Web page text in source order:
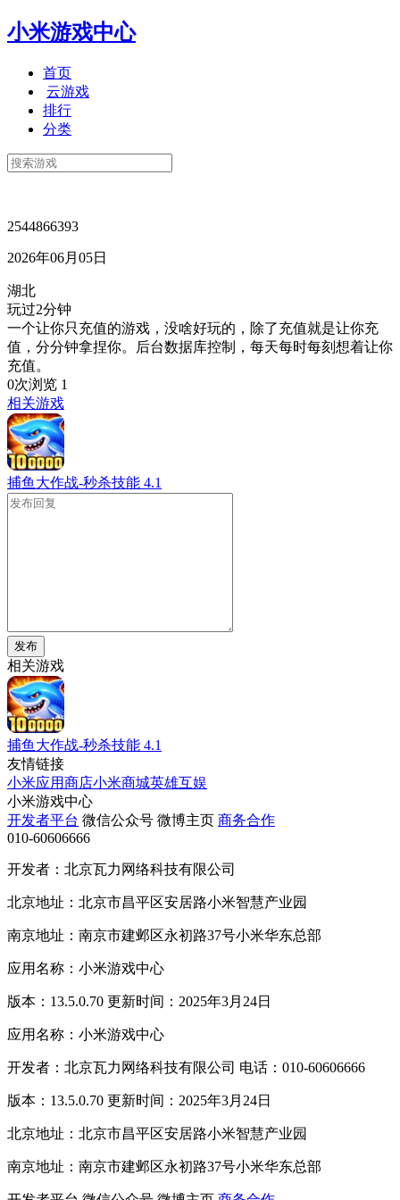
小米游戏中心
首页
云游戏
排行
分类
2544866393
2026年06月05日
湖北
玩过2分钟
一个让你只充值的游戏，没啥好玩的，除了充值就是让你充
值，分分钟拿捏你。后台数据库控制，每天每时每刻想着让你
充值。
0次浏览 1
相关游戏
捕鱼大作战-秒杀技能 4.1
发布
相关游戏
捕鱼大作战-秒杀技能 4.1
友情链接
小米应用商店小米商城英雄互娱
小米游戏中心
开发者平台 微信公众号 微博主页 商务合作
010-60606666
开发者：北京瓦力网络科技有限公司
北京地址：北京市昌平区安居路小米智慧产业园
南京地址：南京市建邺区永初路37号小米华东总部
应用名称：小米游戏中心
版本：13.5.0.70 更新时间：2025年3月24日
应用名称：小米游戏中心
开发者：北京瓦力网络科技有限公司 电话：010-60606666
版本：13.5.0.70 更新时间：2025年3月24日
北京地址：北京市昌平区安居路小米智慧产业园
南京地址：南京市建邺区永初路37号小米华东总部